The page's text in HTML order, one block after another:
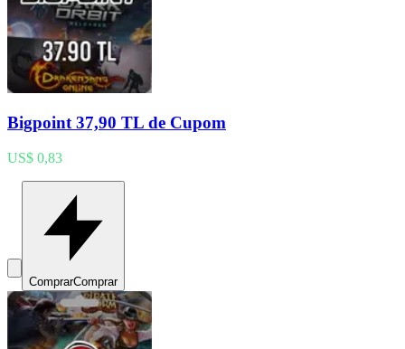
Bigpoint 37,90 TL de Cupom
US$ 0,83
ComprarComprar